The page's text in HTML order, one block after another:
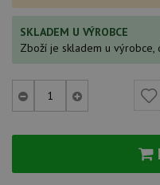
SKLADEM U VÝROBCE
Zboží je skladem u